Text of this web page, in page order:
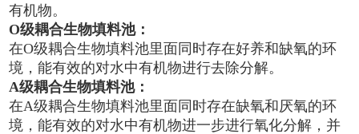
有机物。
O级耦合生物填料池：
在O级耦合生物填料池里面同时存在好养和缺氧的环
境，能有效的对水中有机物进行去除分解。
A级耦合生物填料池：
在A级耦合生物填料池里面同时存在缺氧和厌氧的环
境，能有效的对水中有机物进一步进行氧化分解，并